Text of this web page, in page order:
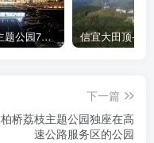
柏桥荔枝主题公园720度VR全景图夜幕灯光俯视图
下一篇
柏桥荔枝主题公园独座在高
速公路服务区的公园